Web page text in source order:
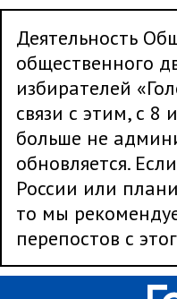
Деятельность
общественного
избирателей
связи с этим, с 8
больше не
обновляется.
России или
то мы
перепостов с